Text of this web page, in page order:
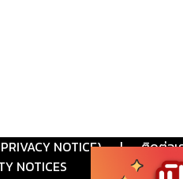
NOTICE) | ติดต่อเ
NOTICES